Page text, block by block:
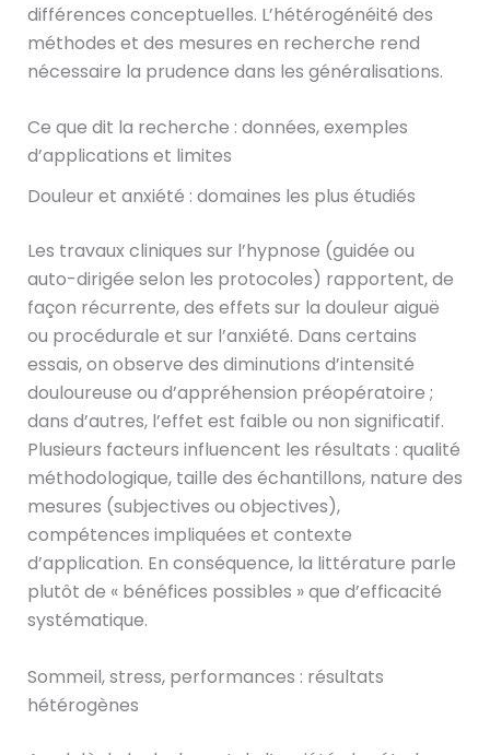
différences conceptuelles. L’hétérogénéité des
méthodes et des mesures en recherche rend
nécessaire la prudence dans les généralisations.
Ce que dit la recherche : données, exemples
d’applications et limites
Douleur et anxiété : domaines les plus étudiés
Les travaux cliniques sur l’hypnose (guidée ou
auto-dirigée selon les protocoles) rapportent, de
façon récurrente, des effets sur la douleur aiguë
ou procédurale et sur l’anxiété. Dans certains
essais, on observe des diminutions d’intensité
douloureuse ou d’appréhension préopératoire ;
dans d’autres, l’effet est faible ou non significatif.
Plusieurs facteurs influencent les résultats : qualité
méthodologique, taille des échantillons, nature des
mesures (subjectives ou objectives),
compétences impliquées et contexte
d’application. En conséquence, la littérature parle
plutôt de « bénéfices possibles » que d’efficacité
systématique.
Sommeil, stress, performances : résultats
hétérogènes